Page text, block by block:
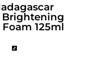
Brightening
125ml